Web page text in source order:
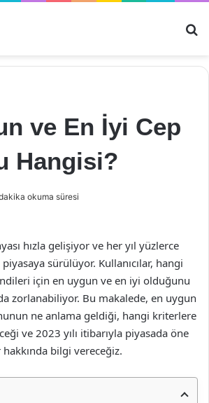
ve En İyi Cep
Hangisi?
okuma süresi
hızla gelişiyor ve her yıl yüzlerce
sürülüyor. Kullanıcılar, hangi
için en uygun ve en iyi olduğunu
zorlanabiliyor. Bu makalede, en uygun
ne anlama geldiği, hangi kriterlere
ve 2023 yılı itibarıyla piyasada öne
hakkında bilgi vereceğiz.